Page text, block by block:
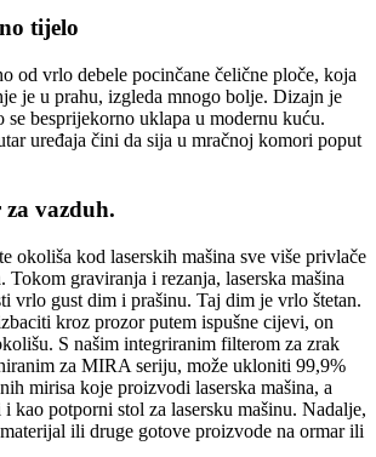
tijelo
od vrlo debele pocinčane čelične ploče, koja
je u prahu, izgleda mnogo bolje. Dizajn je
se besprijekorno uklapa u modernu kuću.
uređaja čini da sija u mračnoj komori poput
vazduh.
okoliša kod laserskih mašina sve više privlače
Tokom graviranja i rezanja, laserska mašina
vrlo gust dim i prašinu. Taj dim je vrlo štetan.
kroz prozor putem ispušne cijevi, on
S našim integriranim filterom za zrak
za MIRA seriju, može ukloniti 99,9%
mirisa koje proizvodi laserska mašina, a
kao potporni stol za lasersku mašinu. Nadalje,
ili druge gotove proizvode na ormar ili